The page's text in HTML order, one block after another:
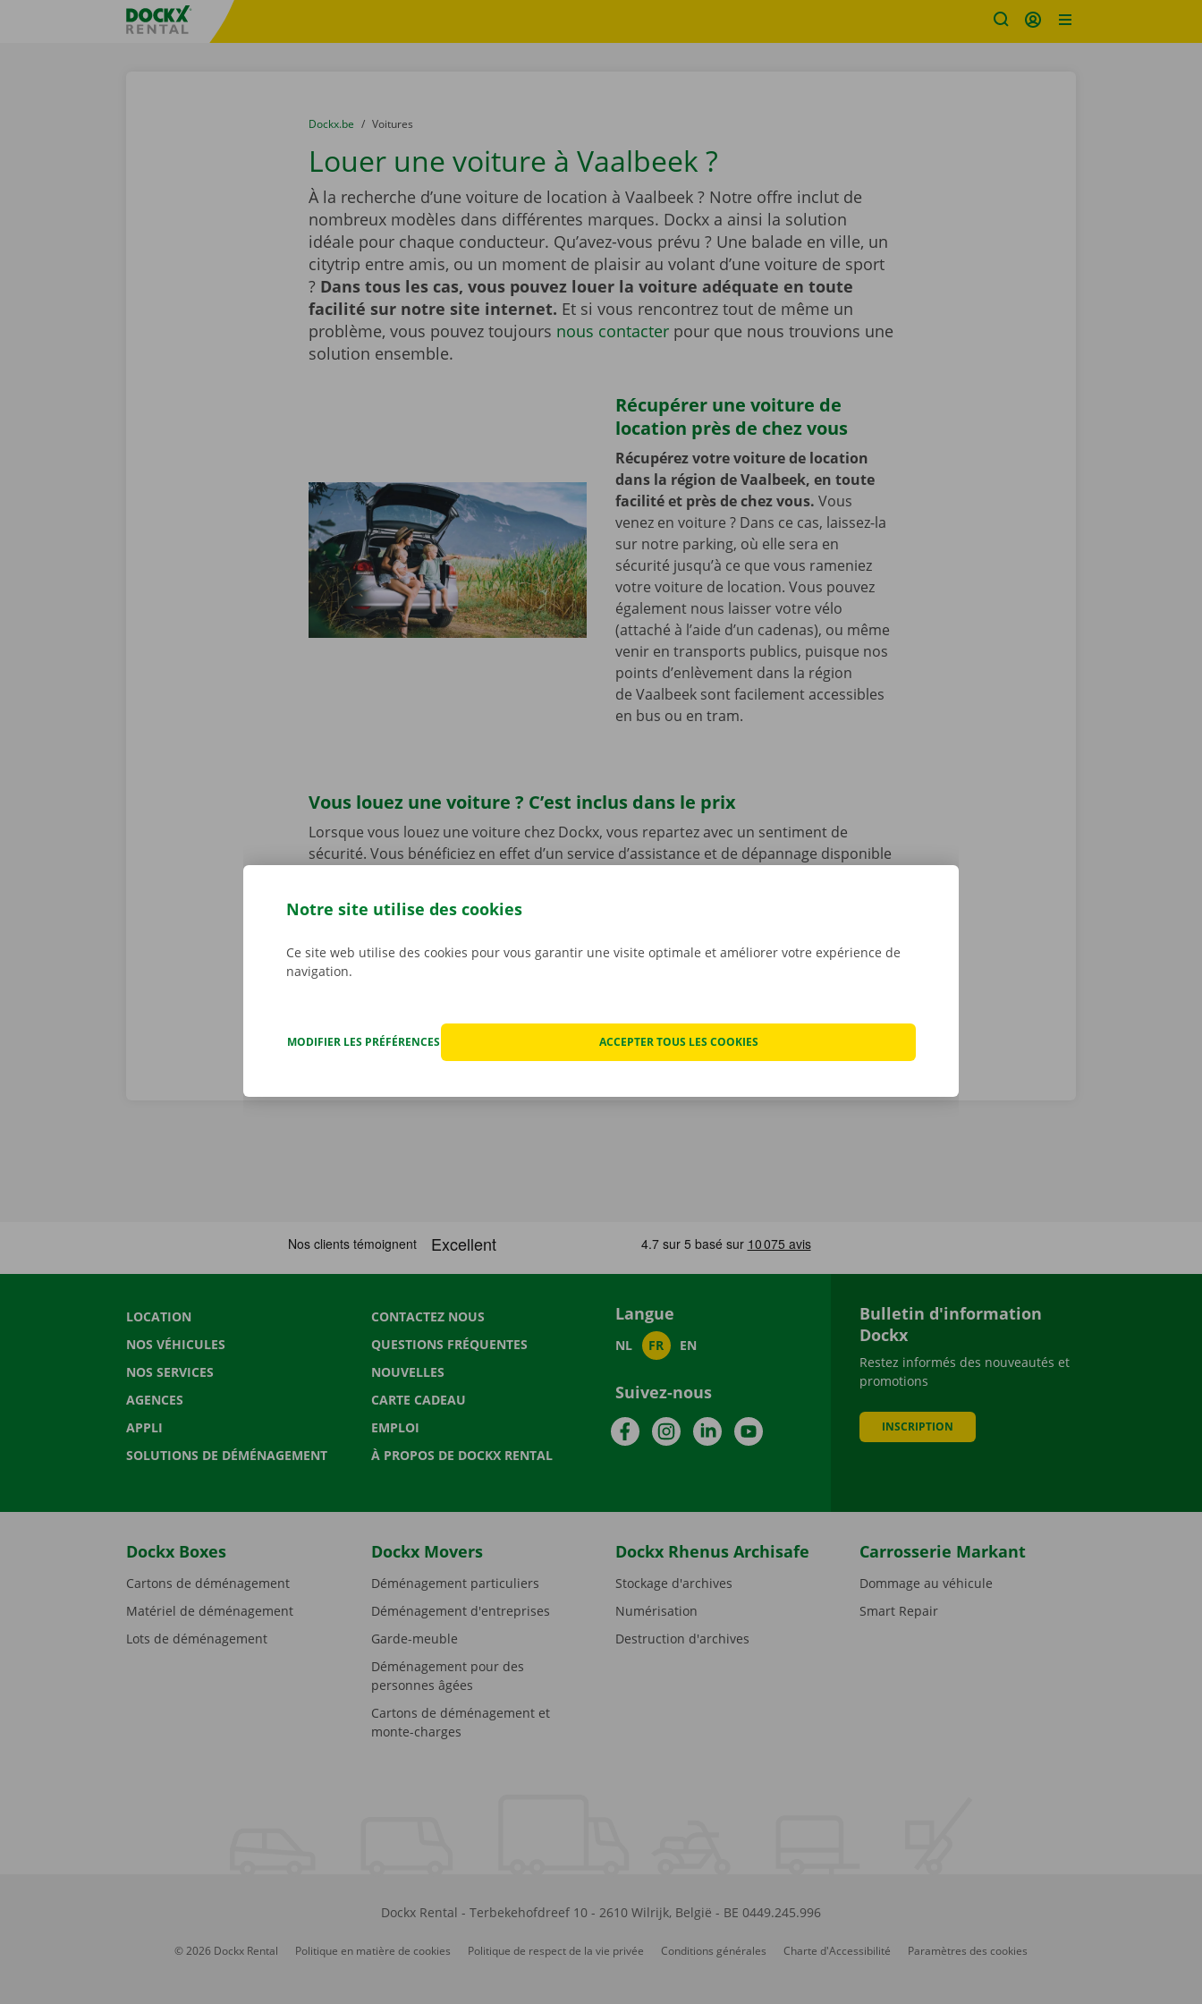
sitename
You are here:
du
Dockx.be to
Voitures
Louer une voiture à Vaalbeek ?
À la recherche d’une voiture de location à Vaalbeek ? Notre offre inclut de
nombreux modèles dans différentes marques. Dockx a ainsi la solution
idéale pour chaque conducteur. Qu’avez-vous prévu ? Une balade en ville, un
citytrip entre amis, ou un moment de plaisir au volant d’une voiture de sport
? Dans tous les cas, vous pouvez louer la voiture adéquate en toute
facilité sur notre site internet. Et si vous rencontrez tout de même un
problème, vous pouvez toujours nous contacterpour que nous trouvions une
solution ensemble.
Récupérer une voiture de
location près de chez vous
Récupérez votre voiture de location
dans la région de Vaalbeek, en toute
facilité et près de chez vous. Vous
venez en voiture ? Dans ce cas, laissez-la
sur notre parking, où elle sera en
sécurité jusqu’à ce que vous rameniez
votre voiture de location. Vous pouvez
également nous laisser votre vélo
(attaché à l’aide d’un cadenas), ou même
venir en transports publics, puisque nos
points d’enlèvement dans la région
de Vaalbeek sont facilement accessibles
en bus ou en tram.
Vous louez une voiture ? C’est inclus dans le prix
Lorsque vous louez une voiture chez Dockx, vous repartez avec un sentiment de
sécurité. Vous bénéficiez en effet d’un service d’assistance et de dépannage disponible
début de la location. Nous constatons l’état de la voiture ensemble avant que vous
véritables priorités.
LOCATION
NOS VÉHICULES
NOS SERVICES
AGENCES
APPLI
SOLUTIONS DE DÉMÉNAGEMENT
CONTACTEZ NOUS
QUESTIONS FRÉQUENTES
NOUVELLES
CARTE CADEAU
EMPLOI
À PROPOS DE DOCKX RENTAL
Langue
NL FR EN
Suivez-nous
FacebookInstagramLinkedInYouTube
Bulletin d'information
Dockx
Restez informés des nouveautés et
promotions
INSCRIPTION
Dockx Boxes
Cartons de déménagement
Matériel de déménagement
Lots de déménagement
Dockx Movers
Déménagement particuliers
Déménagement d'entreprises
Garde-meuble
Déménagement pour des
personnes âgées
Cartons de déménagement et
monte-charges
Dockx Rhenus Archisafe
Stockage d'archives
Numérisation
Destruction d'archives
Carrosserie Markant
Dommage au véhicule
Smart Repair
Dockx Rental - Terbekehofdreef 10- 2610 Wilrijk, België - BE 0449.245.996
© 2026 Dockx Rental Politique en matière de cookies Politique de respect de la vie privée Conditions générales Charte d'Accessibilité Paramètres des cookies
Notre site utilise des cookies
Ce site web utilise des cookies pour vous garantir une visite optimale et améliorer votre expérience de
navigation.
MODIFIER LES PRÉFÉRENCES ACCEPTER TOUS LES COOKIES